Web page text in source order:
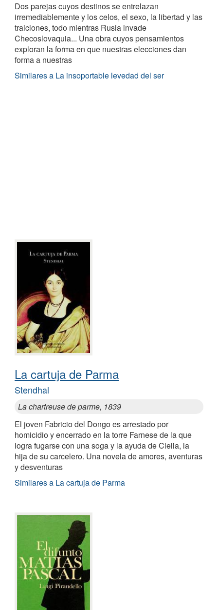
Dos parejas cuyos destinos se entrelazan
irremediablemente y los celos, el sexo, la libertad y las
traiciones, todo mientras Rusia invade
Checoslovaquia... Una obra cuyos pensamientos
exploran la forma en que nuestras elecciones dan
forma a nuestras
Similares a La insoportable levedad del ser
La cartuja de Parma
Stendhal
La chartreuse de parme, 1839
El joven Fabricio del Dongo es arrestado por
homicidio y encerrado en la torre Farnese de la que
logra fugarse con una soga y la ayuda de Clelia, la
hija de su carcelero. Una novela de amores, aventuras
y desventuras
Similares a La cartuja de Parma